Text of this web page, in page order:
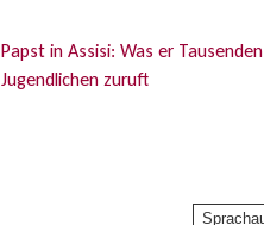
Papst in Assisi: Was er Tausenden
Jugendlichen zuruft